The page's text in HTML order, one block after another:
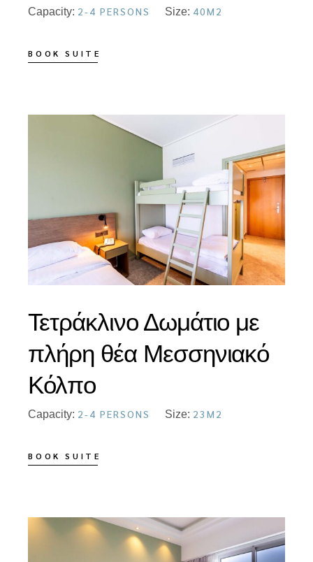
Capacity: 2-4 PERSONS Size: 40M2
BOOK SUITE
Τετράκλινο Δωμάτιο με
πλήρη θέα Μεσσηνιακό
Κόλπο
Capacity: 2-4 PERSONS Size: 23M2
BOOK SUITE